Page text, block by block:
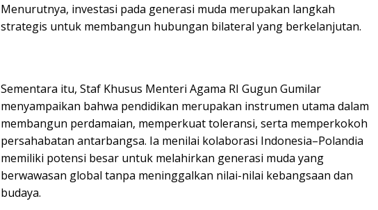
Menurutnya, investasi pada generasi muda merupakan langkah
strategis untuk membangun hubungan bilateral yang berkelanjutan.
Sementara itu, Staf Khusus Menteri Agama RI Gugun Gumilar
menyampaikan bahwa pendidikan merupakan instrumen utama dalam
membangun perdamaian, memperkuat toleransi, serta memperkokoh
persahabatan antarbangsa. Ia menilai kolaborasi Indonesia–Polandia
memiliki potensi besar untuk melahirkan generasi muda yang
berwawasan global tanpa meninggalkan nilai-nilai kebangsaan dan
budaya.